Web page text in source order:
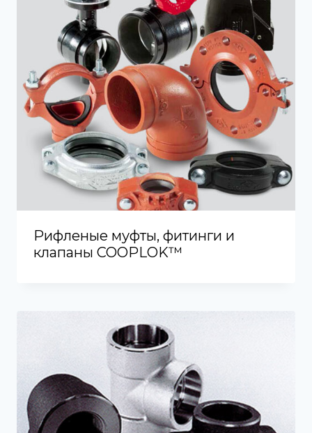
Рифленые муфты, фитинги и
клапаны COOPLOK™